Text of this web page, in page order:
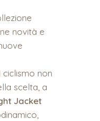
novità e
ciclismo non
scelta, a
Jacket